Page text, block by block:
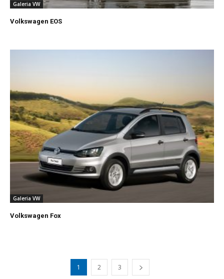
Galeria VW
Volkswagen EOS
Galeria VW
Volkswagen Fox
1 2 3